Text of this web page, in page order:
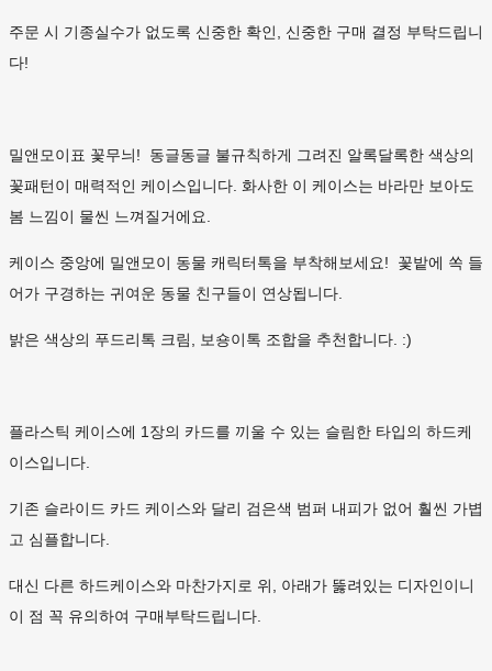
주문 시 기종실수가 없도록 신중한 확인, 신중한 구매 결정 부탁드립니
다!
밀앤모이표 꽃무늬! 동글동글 불규칙하게 그려진 알록달록한 색상의
꽃패턴이 매력적인 케이스입니다. 화사한 이 케이스는 바라만 보아도
봄 느낌이 물씬 느껴질거에요.
케이스 중앙에 밀앤모이 동물 캐릭터톡을 부착해보세요! 꽃밭에 쏙 들
어가 구경하는 귀여운 동물 친구들이 연상됩니다.
밝은 색상의 푸드리톡 크림, 보숑이톡 조합을 추천합니다. :)
플라스틱 케이스에 1장의 카드를 끼울 수 있는 슬림한 타입의 하드케
이스입니다.
기존 슬라이드 카드 케이스와 달리 검은색 범퍼 내피가 없어 훨씬 가볍
고 심플합니다.
대신 다른 하드케이스와 마찬가지로 위, 아래가 뚫려있는 디자인이니
이 점 꼭 유의하여 구매부탁드립니다.